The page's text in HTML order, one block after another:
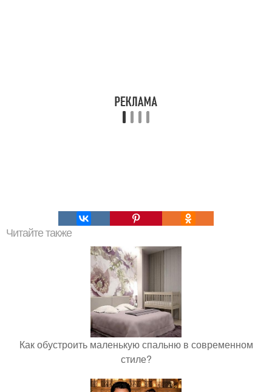
Читайте также
Как обустроить маленькую спальню в современном
стиле?